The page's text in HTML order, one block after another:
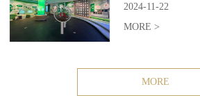
2024-11 -22
MORE >
MORE